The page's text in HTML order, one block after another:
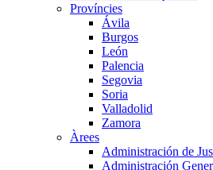
Províncies
Ávila
Burgos
León
Palencia
Segovia
Soria
Valladolid
Zamora
Àrees
Administración de
Administración